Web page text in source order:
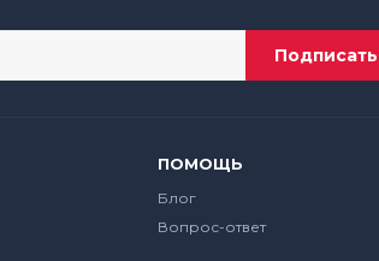
ПОМОЩЬ
Блог
Вопрос-ответ